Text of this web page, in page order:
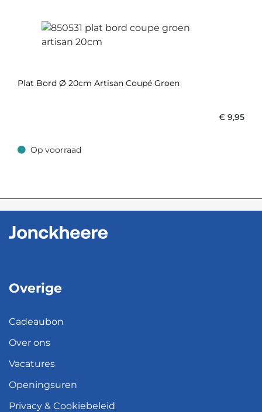
Plat Bord Ø 20cm Artisan Coupé Groen
€ 9,95
Op voorraad
Op voorraad
Overige
Cadeaubon
Over ons
Vacatures
Openingsuren
Privacy & Cookiebeleid